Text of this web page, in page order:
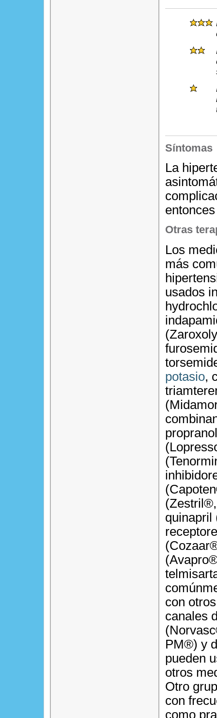
Síntomas
La
Otras
Los
más
usados
potasio,
quinapril
con
canales
PM®) y
pueden
otros
Otro
con
como